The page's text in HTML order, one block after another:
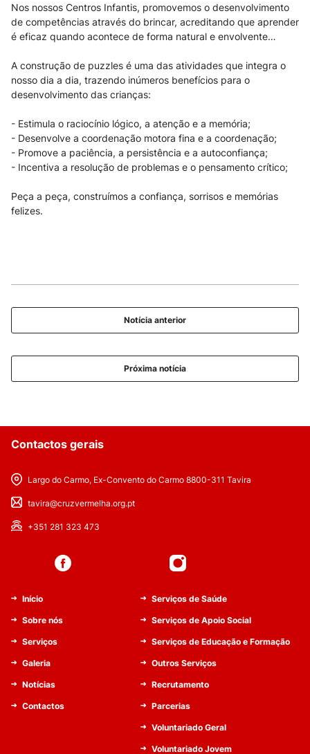
Nos nossos Centros Infantis, promovemos o desenvolvimento
de competências através do brincar, acreditando que aprender
é eficaz quando acontece de forma natural e envolvente…
A construção de puzzles é uma das atividades que integra o
nosso dia a dia, trazendo inúmeros benefícios para o
desenvolvimento das crianças:
- Estimula o raciocínio lógico, a atenção e a memória;
- Desenvolve a coordenação motora fina e a coordenação;
- Promove a paciência, a persistência e a autoconfiança;
- Incentiva a resolução de problemas e o pensamento crítico;
Peça a peça, construímos a confiança, sorrisos e memórias
felizes.
Notícia anterior
Próxima notícia
Contactos gerais
Largo do Carmo, Ex-Convento do Carmo 8800-311 Tavira
tavira@cruzvermelha.org.pt
+351 281 323 473
Início
Sobre nós
Serviços
Galeria
Notícias
Contactos
Serviços de Saúde
Serviços de Apoio Social
Serviços de Educação e Formação
Outros Serviços
Recrutamento
Parcerias
Voluntariado Geral
Voluntariado Jovem